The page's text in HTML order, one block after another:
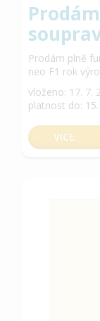
Prodám plně
neo F1 rok
vloženo: 17. 7.
platnost do:
VÍCE